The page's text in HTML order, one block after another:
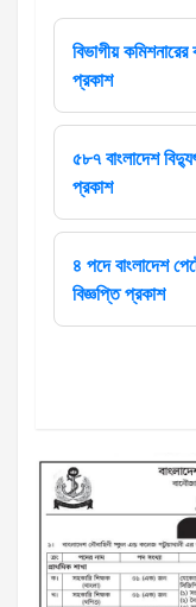
বিভাগীয়
প্রকাশ
৫৮৭ বাংলাদেশ
প্রকাশ
৪ পদে বাংলাদেশ
বিজ্ঞপ্তি প্রকাশ